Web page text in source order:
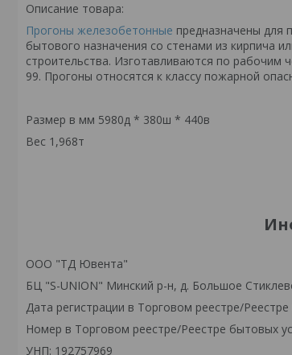
Описание товара:
Прогоны железобетонные предназначены для
бытового назначения со стенами из кирпича
строительства. Изготавливаются по рабочим
99. Прогоны относятся к классу пожарной
Размер в мм 5980д * 380ш * 440в
Вес 1,968т
ООО "ТД Ювента"
БЦ "S-UNION" Минский р-н, д. Большое
Дата регистрации в Торговом реестре/
Номер в Торговом реестре/Реестре бытовых
УНП: 192757969